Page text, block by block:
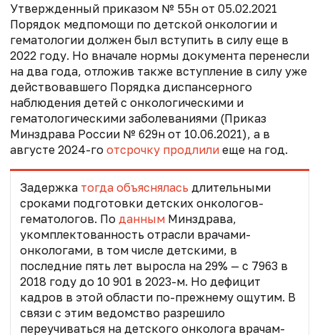
Утвержденный приказом № 55н от 05.02.2021
Порядок медпомощи по детской онкологии ‎и
гематологии должен был вступить в силу еще в
2022 году. Но вначале нормы документа перенесли
на два года, отложив также вступление в силу уже
действовавшего Порядка диспансерного
наблюдения детей с онкологическими ‎и
гематологическими заболеваниями (Приказ
Минздрава России № 629н от 10.06.2021), а в
августе 2024-го отсрочку продлили еще на год.
Задержка тогда объяснялась длительными
сроками подготовки детских онкологов-
гематологов. По даннымМинздрава,
укомплектованность отрасли врачами-
онкологами, в том числе детскими, в
последние пять лет выросла на 29% — с 7963 в
2018 году до 10 901 в 2023-м. Но дефицит
кадров в этой области по-прежнему ощутим. В
связи с этим ведомство разрешило
переучиваться на детского онколога врачам-